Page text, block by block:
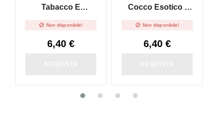
Tabacco E
 Non disponibile!
6,40 €
Cocco Esotico -
 Non disponibile!
6,40 €